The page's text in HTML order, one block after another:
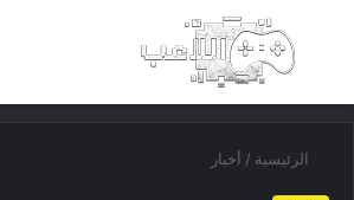
بحث عن
الرئيسية / أخبار